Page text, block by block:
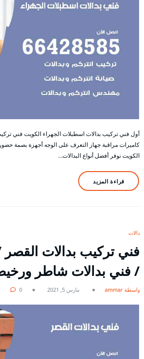
أول فني تركيب بدالات اسطبلات الجهراء الكويت فني
كاميرات مراقبة جهاز التعرف على الوجه أجهزة بصمة
الكويت نوفر أفضل أنواع البدالات…
قراءة المزيد
بدالات
/ فني بدالات شاطر
بواسطة ammar مارس 5, 2021 0